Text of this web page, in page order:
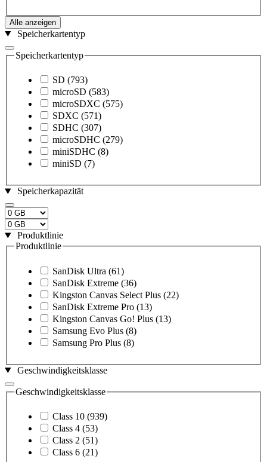
Alle anzeigen
Speicherkartentyp
Speicherkartentyp
SD (793)
microSD (583)
microSDXC (575)
SDXC (571)
SDHC (307)
microSDHC (279)
miniSDHC (8)
miniSD (7)
Speicherkapazität
Produktlinie
Produktlinie
SanDisk Ultra (61)
SanDisk Extreme (36)
Kingston Canvas Select Plus (22)
SanDisk Extreme Pro (13)
Kingston Canvas Go! Plus (13)
Samsung Evo Plus (8)
Samsung Pro Plus (8)
Geschwindigkeitsklasse
Geschwindigkeitsklasse
Class 10 (939)
Class 4 (53)
Class 2 (51)
Class 6 (21)